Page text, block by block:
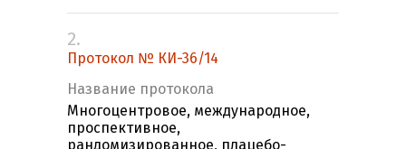
2.
Протокол № КИ-36/14
Название протокола
Многоцентровое, международное,
проспективное,
рандомизированное, плацебо-